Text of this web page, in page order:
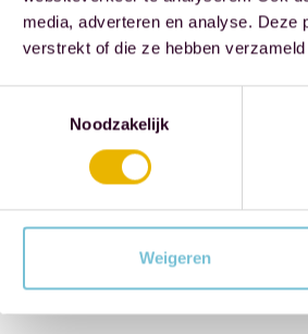
media, adverteren en analyse. Deze
verstrekt of die ze hebben
Noodzakelijk
Weigeren